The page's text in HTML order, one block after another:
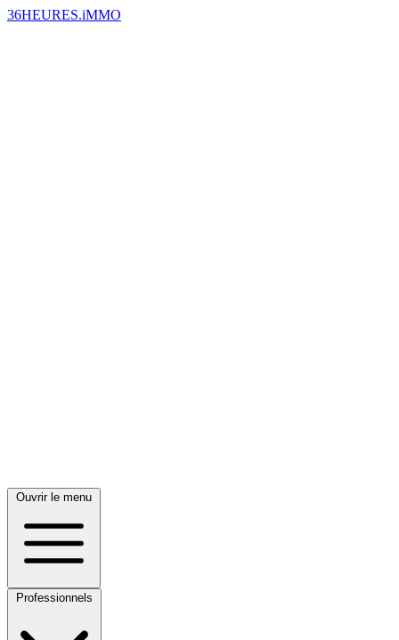
36HEURES.iMMO
Ouvrir le menu
Professionnels